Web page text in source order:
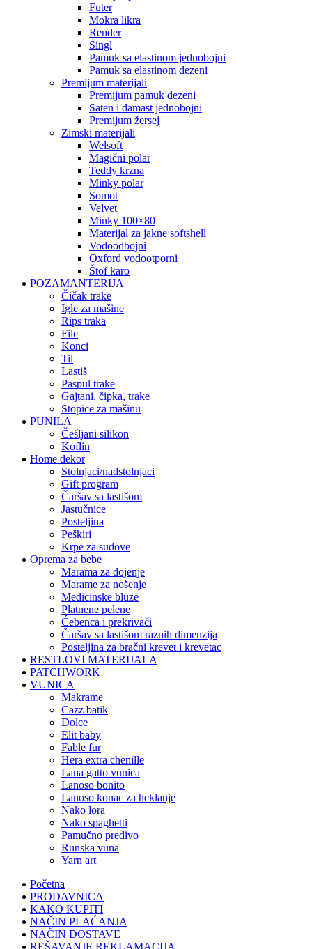
futer
mokra likra
render
singl
pamuk sa elastinom jednobojni
pamuk sa elastinom dezeni
premijum materijali
premijum pamuk dezeni
saten i damast jednobojni
premijum žersej
zimski materijali
welsoft
magični polar
teddy krzna
minky polar
somot
velvet
minky 100×80
materijal za jakne softshell
vodoodbojni
oxford vodootporni
štof karo
POZAMANTERIJA
čičak trake
igle za mašine
rips traka
filc
konci
til
lastiš
paspul trake
gajtani, čipka, trake
stopice za mašinu
PUNILA
češljani silikon
koflin
Home dekor
stolnjaci/nadstolnjaci
gift program
čaršav sa lastišom
jastučnice
posteljina
peškiri
krpe za sudove
Oprema za bebe
marama za dojenje
marame za nošenje
medicinske bluze
platnene pelene
ćebenca i prekrivači
čaršav sa lastišom raznih dimenzija
posteljina za bračni krevet i krevetac
RESTLOVI MATERIJALA
PATCHWORK
VUNICA
makrame
cazz batik
dolce
elit baby
fable fur
hera extra chenille
lana gatto vunica
lanoso bonito
lanoso konac za heklanje
nako lora
nako spaghetti
pamučno predivo
runska vuna
yarn art
Početna
PRODAVNICA
KAKO KUPITI
NAČIN PLAĆANJA
NAČIN DOSTAVE
REŠAVANJE REKLAMACIJA